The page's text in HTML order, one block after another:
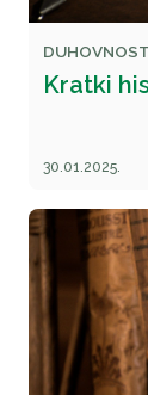
DUHOVNOST
Kratki
30.01.2025.